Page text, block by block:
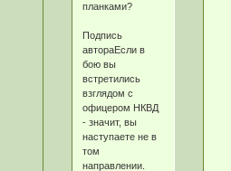
планками?
Подпись
автораЕсли в
бою вы
встретились
взглядом с
офицером НКВД
- значит, вы
наступаете не в
том
направлении.